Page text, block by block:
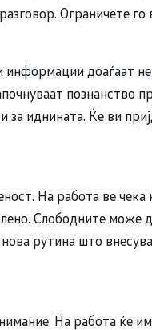
Ограничете
доаѓаат
познанство
за иднината. Ќе ви
На работа ве чека
Слободните може
рутина што
На работа ќе